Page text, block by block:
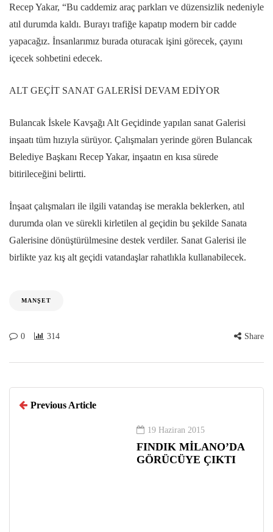
Recep Yakar, “Bu caddemiz araç parkları ve düzensizlik nedeniyle
atıl durumda kaldı. Burayı trafiğe kapatıp modern bir cadde
yapacağız. İnsanlarımız burada oturacak işini görecek, çayını
içecek sohbetini edecek.
ALT GEÇİT SANAT GALERİSİ DEVAM EDİYOR
Bulancak İskele Kavşağı Alt Geçidinde yapılan sanat Galerisi
inşaatı tüm hızıyla sürüyor. Çalışmaları yerinde gören Bulancak
Belediye Başkanı Recep Yakar, inşaatın en kısa sürede
bitirileceğini belirtti.
İnşaat çalışmaları ile ilgili vatandaş ise merakla beklerken, atıl
durumda olan ve sürekli kirletilen al geçidin bu şekilde Sanata
Galerisine dönüştürülmesine destek verdiler. Sanat Galerisi ile
birlikte yaz kış alt geçidi vatandaşlar rahatlıkla kullanabilecek.
MANŞET
0 314 Share
Previous Article
19 Haziran 2015
FINDIK MİLANO’DA
GÖRÜCÜYE ÇIKTI